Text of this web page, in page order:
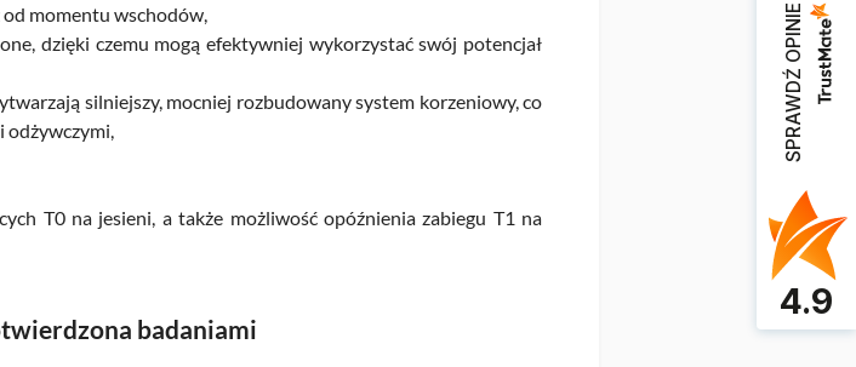
od momentu wschodów,
dzięki czemu mogą efektywniej wykorzystać swój potencjał
silniejszy, mocniej rozbudowany system korzeniowy, co
odżywczymi,
T0 na jesieni, a także możliwość opóźnienia zabiegu T1 na
badaniami
SPRAWDŹ OPINIE
4.9